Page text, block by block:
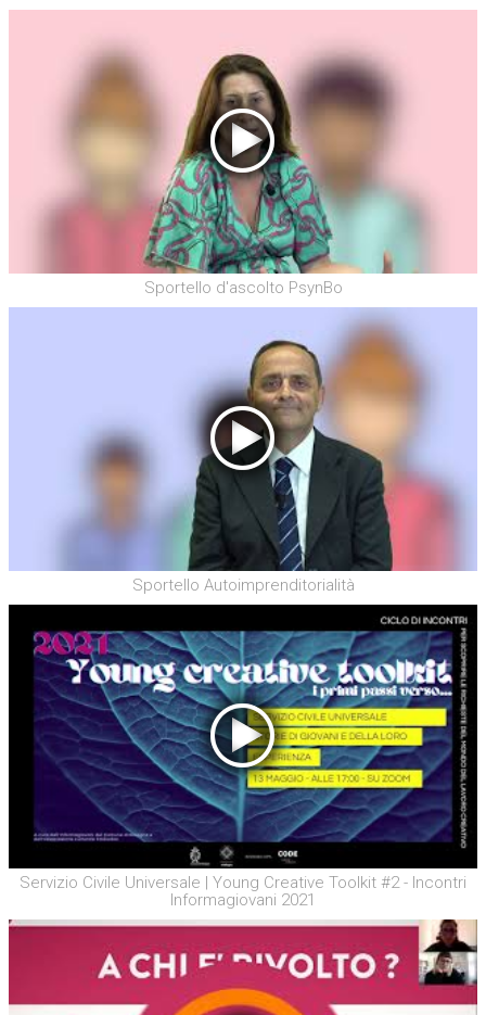
Sportello d'ascolto PsynBo
Sportello Autoimprenditorialità
Servizio Civile Universale | Young Creative Toolkit #2 - Incontri
Informagiovani 2021